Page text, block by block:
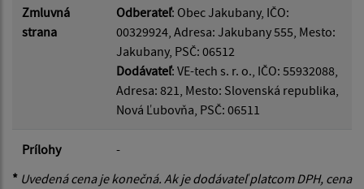
Zmluvná
strana
Odberateľ: Obec Jakubany, IČO:
00329924, Adresa: Jakubany 555, Mesto:
Jakubany, PSČ: 06512
Dodávateľ: VE-tech s. r. o., IČO: 55932088,
Adresa: 821, Mesto: Slovenská republika,
Nová Ľubovňa, PSČ: 06511
Prílohy
-
* Uvedená cena je konečná. Ak je dodávateľ platcom DPH, cena